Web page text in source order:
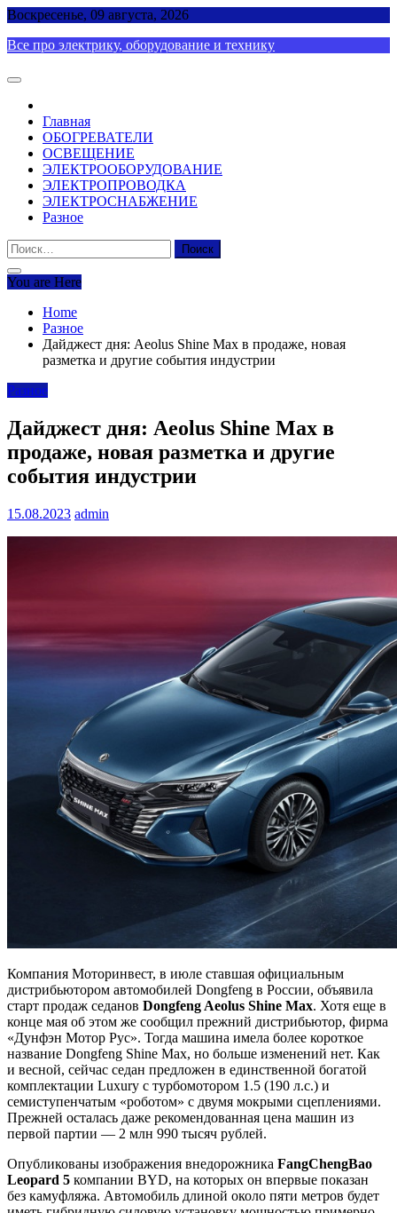
Skip
content
Воскресенье, 09 августа, 2026
Все про электрику, оборудование и технику
Главная
ОБОГРЕВАТЕЛИ
ОСВЕЩЕНИЕ
ЭЛЕКТРООБОРУДОВАНИЕ
ЭЛЕКТРОПРОВОДКА
ЭЛЕКТРОСНАБЖЕНИЕ
Разное
Найти:
You are Here
Home
Разное
Дайджест дня: Aeolus Shine Max в продаже, новая
разметка и другие события индустрии
Разное
Дайджест дня: Aeolus Shine Max в
продаже, новая разметка и другие
события индустрии
15.08.2023 admin
Компания Моторинвест, в июле ставшая официальным
дистрибьютором автомобилей Dongfeng в России, объявила
старт продаж седанов Dongfeng Aeolus Shine Max. Хотя еще в
конце мая об этом же сообщил прежний дистрибьютор, фирма
«Дунфэн Мотор Рус». Тогда машина имела более короткое
название Dongfeng Shine Max, но больше изменений нет. Как
и весной, сейчас седан предложен в единственной богатой
комплектации Luxury с турбомотором 1.5 (190 л.с.) и
семиступенчатым «роботом» с двумя мокрыми сцеплениями.
Прежней осталась даже рекомендованная цена машин из
первой партии — 2 млн 990 тысяч рублей.
Опубликованы изображения внедорожника FangChengBao
Leopard 5 компании BYD, на которых он впервые показан
без камуфляжа. Автомобиль длиной около пяти метров будет